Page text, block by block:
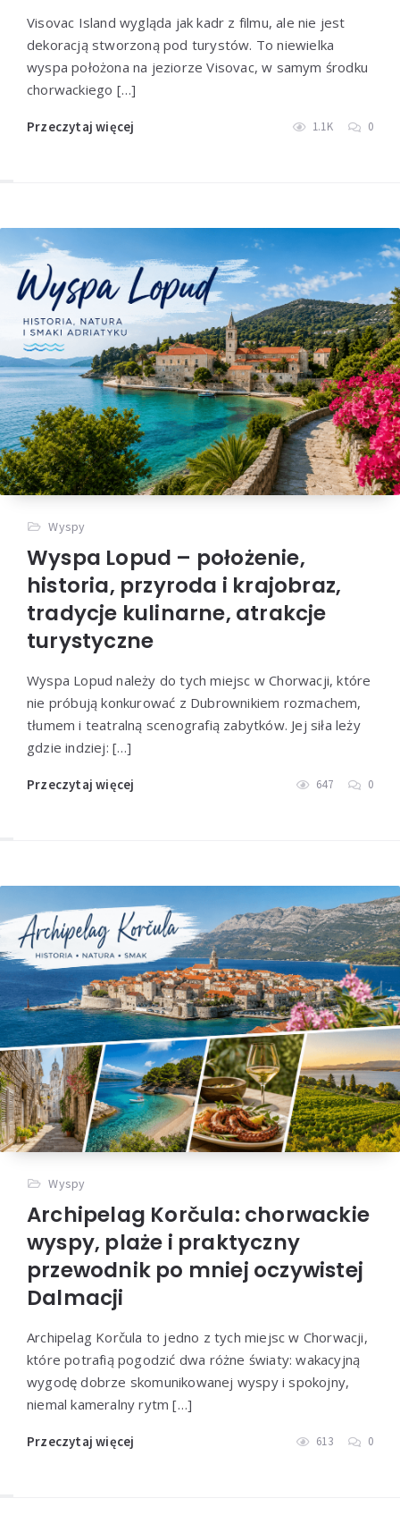
Visovac Island wygląda jak kadr z filmu, ale nie jest
dekoracją stworzoną pod turystów. To niewielka
wyspa położona na jeziorze Visovac, w samym środku
chorwackiego […]
Przeczytaj więcej 1.1K 0
Wyspy
Wyspa Lopud – położenie,
historia, przyroda i krajobraz,
tradycje kulinarne, atrakcje
turystyczne
Wyspa Lopud należy do tych miejsc w Chorwacji, które
nie próbują konkurować z Dubrownikiem rozmachem,
tłumem i teatralną scenografią zabytków. Jej siła leży
gdzie indziej: […]
Przeczytaj więcej 647 0
Wyspy
Archipelag Korčula: chorwackie
wyspy, plaże i praktyczny
przewodnik po mniej oczywistej
Dalmacji
Archipelag Korčula to jedno z tych miejsc w Chorwacji,
które potrafią pogodzić dwa różne światy: wakacyjną
wygodę dobrze skomunikowanej wyspy i spokojny,
niemal kameralny rytm […]
Przeczytaj więcej 613 0